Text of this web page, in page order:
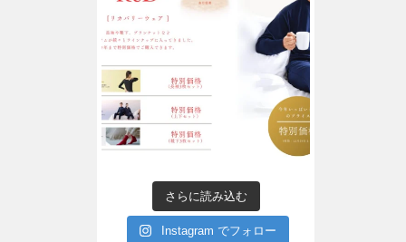
さらに読み込む
Instagram でフォロー